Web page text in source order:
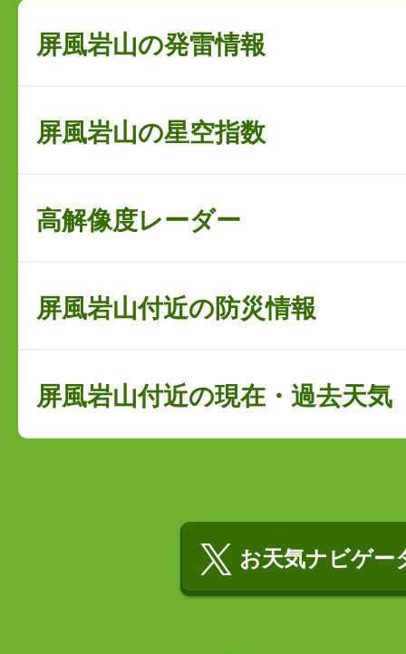
屏風岩山の発雷情報
屏風岩山の星空指数
高解像度レーダー
屏風岩山付近の防災情報
屏風岩山付近の現在・過去天気
お天気ナビゲー